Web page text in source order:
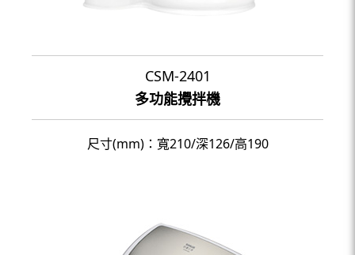
CSM-2401
多功能攪拌機
尺寸(mm)：寬210/深126/高190